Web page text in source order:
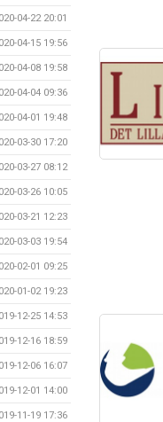
04-22 20:01
04-15 19:56
04-08 19:58
04-04 09:36
04-01 19:48
03-30 17:20
03-27 08:12
03-26 10:05
03-21 12:23
03-03 19:54
02-01 09:25
01-02 19:23
12-25 14:53
12-16 18:59
12-06 16:07
12-01 14:00
11-19 17:36